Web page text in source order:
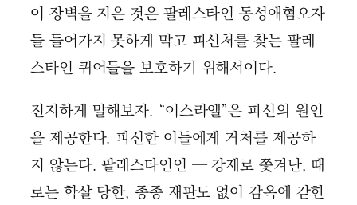
이 장벽을 지은 것은 팔레스타인 동성애혐오자
들 들어가지 못하게 막고 피신처를 찾는 팔레
스타인 퀴어들을 보호하기 위해서이다.
진지하게 말해보자. “이스라엘”은 피신의 원인
을 제공한다. 피신한 이들에게 거처를 제공하
지 않는다. 팔레스타인인 — 강제로 쫓겨난, 때
로는 학살 당한, 종종 재판도 없이 감옥에 갇힌